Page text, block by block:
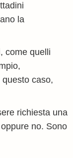
la
, come quelli
caso,
richiesta una
no. Sono